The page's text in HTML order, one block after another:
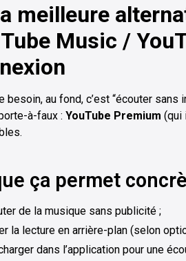
meilleure
Music /
besoin, au fond, c’est “écouter
à-faux : YouTube Premium (qui
ça permet
de la musique sans publicité ;
la lecture en arrière-plan (selon
dans l’application pour une